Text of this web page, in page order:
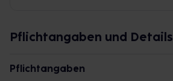
Pflichtangaben und Details
Pflichtangaben